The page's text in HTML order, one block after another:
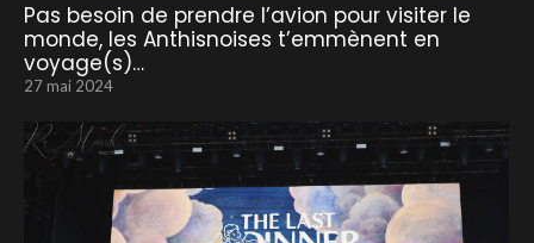
Pas besoin de prendre l’avion pour visiter le
monde, les Anthisnoises t’emmènent en
voyage(s)…
27 mai 2024